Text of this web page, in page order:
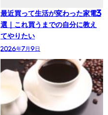
最近買って生活が変わった家電3
選｜これ買うまでの自分に教え
てやりたい
2026年7月9日